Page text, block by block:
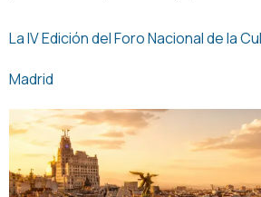
La IV Edición del Foro Nacional de la
Madrid